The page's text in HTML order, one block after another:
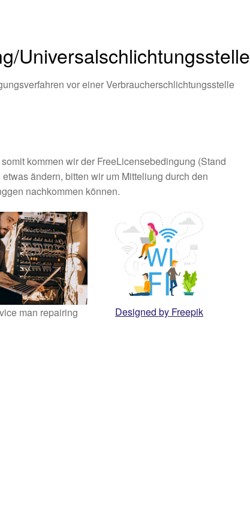
Universal­schlichtungs­stelle
vor einer Verbraucherschlichtungsstelle
kommen wir der FreeLicensebedingung (Stand
ändern, bitten wir um Mitteliung durch den
nachkommen können.
man repairing
Designed by Freepik